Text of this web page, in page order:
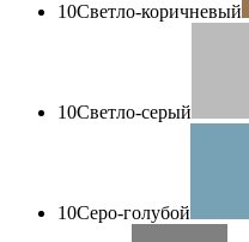
10Светло-коричневый
10Светло-серый
10Серо-голубой